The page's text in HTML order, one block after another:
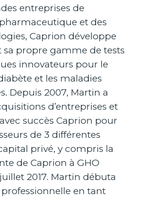
entreprises de
et des
Caprion développe
sa propre gamme de tests
innovateurs pour le
et les maladies
Depuis 2007, Martin a
d’entreprises et
succès Caprion pour
de 3 différentes
privé, y compris la
de Caprion à GHO
2017. Martin débuta
en tant